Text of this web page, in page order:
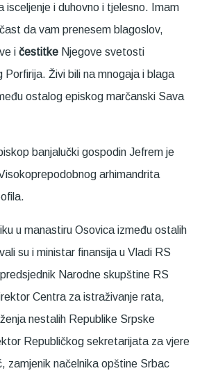
isceljenje i duhovno i tjelesno. Imam
da vam prenesem blagoslov,
i čestitke Njegove svetosti
Porfirija. Živi bili na mnogaja i blaga
ostalog episkog marčanski Sava
banjalučki gospodin Jefrem je
arhimandrita
u manastiru Osovica između ostalih
su i ministar finansija u Vladi RS
Narodne skupštine RS
Centra za istraživanje rata,
nestalih Republike Srpske
Republičkog sekretarijata za vjere
zamjenik načelnika opštine Srbac